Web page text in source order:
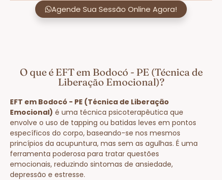
Agende Sua Sessão Online Agora!
O que é EFT em Bodocó - PE (Técnica de
Liberação Emocional)?
EFT em Bodocó - PE (Técnica de Liberação
Emocional) é uma técnica psicoterapêutica que
envolve o uso de tapping ou batidas leves em pontos
específicos do corpo, baseando-se nos mesmos
princípios da acupuntura, mas sem as agulhas. É uma
ferramenta poderosa para tratar questões
emocionais, reduzindo sintomas de ansiedade,
depressão e estresse.